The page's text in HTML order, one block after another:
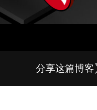
分享这篇博客